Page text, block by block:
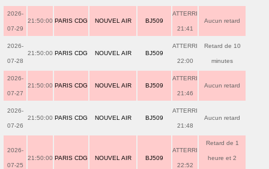
2026-
07-29
21:50:00 PARIS CDG NOUVEL AIR BJ509
ATTERRI
21:41
Aucun retard
2026-
07-28
21:50:00 PARIS CDG NOUVEL AIR BJ509
ATTERRI
22:00
Retard de 10
minutes
2026-
07-27
21:50:00 PARIS CDG NOUVEL AIR BJ509
ATTERRI
21:46
Aucun retard
2026-
07-26
21:50:00 PARIS CDG NOUVEL AIR BJ509
ATTERRI
21:48
Aucun retard
2026-
07-25
21:50:00 PARIS CDG NOUVEL AIR BJ509
ATTERRI
22:52
Retard de 1
heure et 2